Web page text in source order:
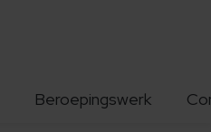
Beroepingswerk